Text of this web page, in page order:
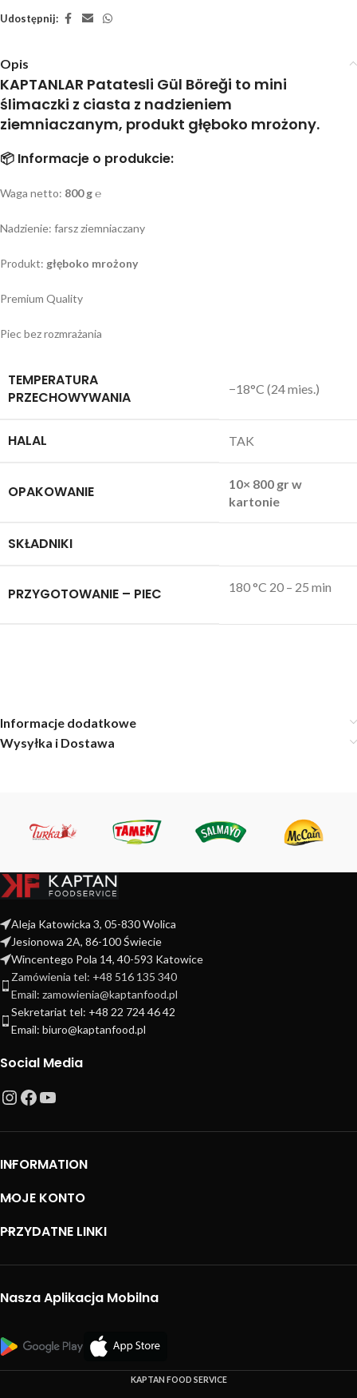
Udostępnij:
Opis
KAPTANLAR Patatesli Gül Böreği to mini
ślimaczki z ciasta z nadzieniem
ziemniaczanym, produkt głęboko mrożony.
📦 Informacje o produkcie:
Waga netto: 800 g ℮
Nadzienie: farsz ziemniaczany
Produkt: głęboko mrożony
Premium Quality
Piec bez rozmrażania
TEMPERATURA
PRZECHOWYWANIA
−18°C (24 mies.)
HALAL TAK
OPAKOWANIE
10× 800 gr w
kartonie
SKŁADNIKI
PRZYGOTOWANIE – PIEC 180 °C 20 – 25 min
Informacje dodatkowe
Wysyłka i Dostawa
Aleja Katowicka 3, 05-830 Wolica
Jesionowa 2A, 86-100 Świecie
Wincentego Pola 14, 40-593 Katowice
Zamówienia tel: +48 516 135 340
Email: zamowienia@kaptanfood.pl
Sekretariat tel: +48 22 724 46 42
Email: biuro@kaptanfood.pl
Social Media
INFORMATION
MOJE KONTO
PRZYDATNE LINKI
Nasza Aplikacja Mobilna
KAPTAN FOOD SERVICE